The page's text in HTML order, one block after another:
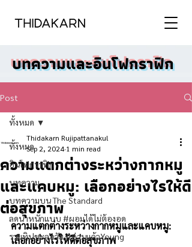
บทความและอินโฟกราฟิก
Post
ทั้งหมด
อินโฟกราฟิก
บทความ
บทความบน The Standard
ลดน้ำหนักแบบ #ผอมได้ไม่ต้องอด
รวมทิปชะลอวัย #อ่านแล้วYoung
ทั้งหมด
ความแตกต่างระหว่างกากหมู
และแคบหมู: เลือกอย่างไรให้ดี
ต่อสุขภาพ
Thidakarn Rujipattanakul
Sep 2, 2024 1 min read
ความแตกต่างระหว่างกากหมูและแคบหมู:
เลือกอย่างไรให้ดีต่อสุขภาพ